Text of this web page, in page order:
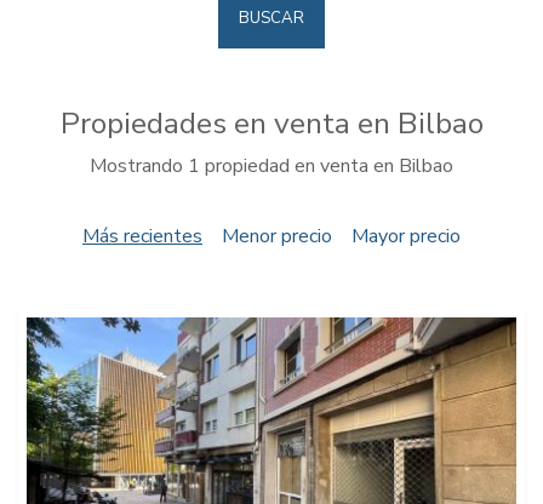
BUSCAR
Propiedades en venta en Bilbao
Mostrando 1 propiedad en venta en Bilbao
Más recientes Menor precio Mayor precio